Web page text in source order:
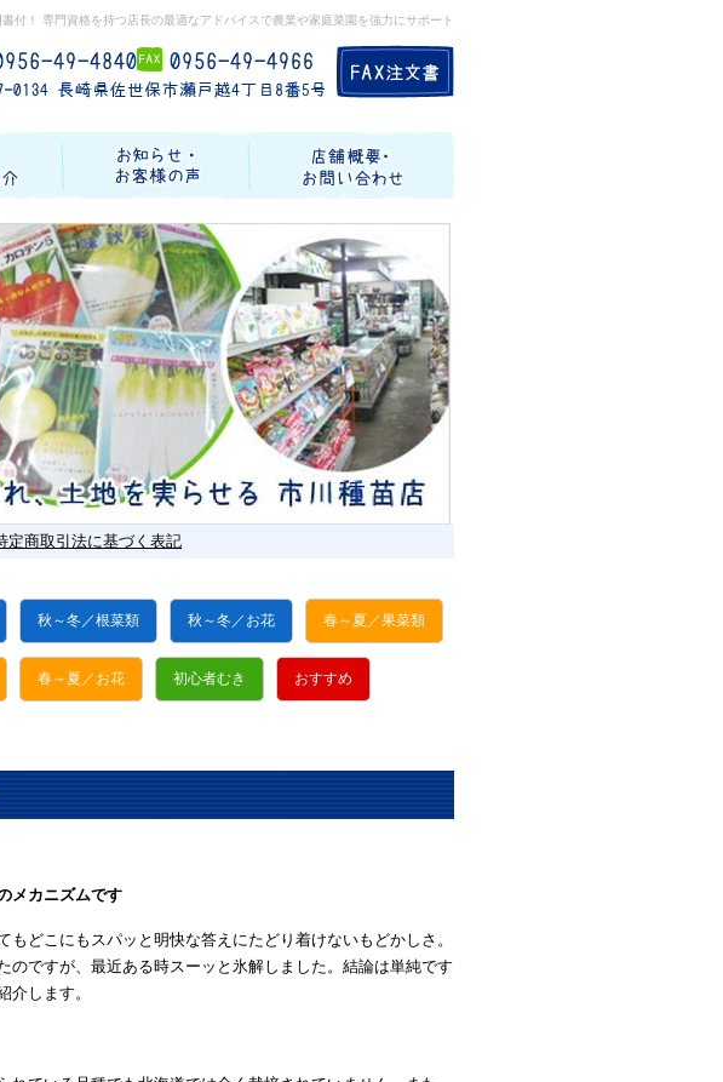
付！ 専門資格を持つ店長の最適なアドバイスで農業や家庭菜園を強力にサポート
定商取引法に基づく表記
秋～冬／根菜類 秋～冬／お花 春～夏／果菜類
春～夏／お花 初心者むき おすすめ
ニズムです
どこにもスパッと明快な答えにたどり着けないもどかしさ。
のですが、最近ある時スーッと氷解しました。結論は単純です
介します。